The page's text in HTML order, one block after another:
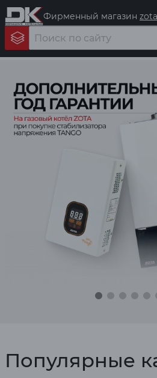
Фирменный магазин
Популярные